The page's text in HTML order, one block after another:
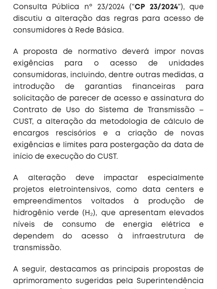
Consulta Pública nº 23/2024 (“CP 23/2024”), que
discutiu a alteração das regras para acesso de
consumidores à Rede Básica.
A proposta de normativo deverá impor novas
exigências para o acesso de unidades
consumidoras, incluindo, dentre outras medidas, a
introdução de garantias financeiras para
solicitação de parecer de acesso e assinatura do
Contrato de Uso do Sistema de Transmissão –
CUST, a alteração da metodologia de cálculo de
encargos rescisórios e a criação de novas
exigências e limites para postergação da data de
início de execução do CUST.
A alteração deve impactar especialmente
projetos eletrointensivos, como data centers e
empreendimentos voltados à produção de
hidrogênio verde (H₂), que apresentam elevados
níveis de consumo de energia elétrica e
dependem do acesso à infraestrutura de
transmissão.
A seguir, destacamos as principais propostas de
aprimoramento sugeridas pela Superintendência